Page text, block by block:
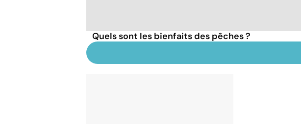
Quels sont les bienfaits des pêches ?